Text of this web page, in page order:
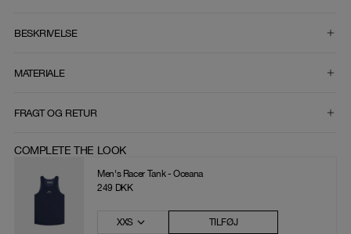
BESKRIVELSE
MATERIALE
FRAGT OG RETUR
COMPLETE THE LOOK
Men's Racer Tank - Oceana
249 DKK
XXS TILFØJ